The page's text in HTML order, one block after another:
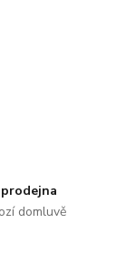
domluvě